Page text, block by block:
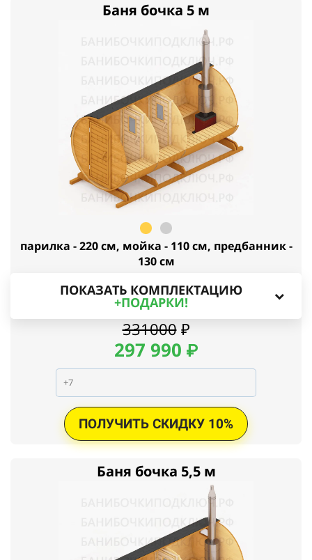
Баня бочка 5 м
парилка - 220 см, мойка - 110 см, предбанник -
130 см
ПОКАЗАТЬ КОМПЛЕКТАЦИЮ
+ПОДАРКИ!
331000 ₽
297 990 ₽
ПОЛУЧИТЬ СКИДКУ 10%
Баня бочка 5,5 м